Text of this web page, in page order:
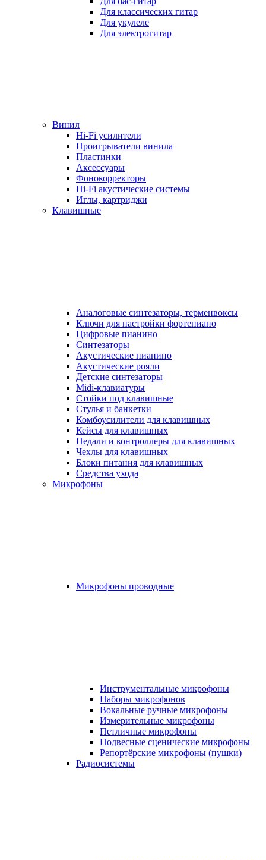
Для классических гитар
Для укулеле
Для электрогитар
Винил
Hi-Fi усилители
Проигрыватели винила
Пластинки
Аксессуары
Фонокорректоры
Hi-Fi акустические системы
Иглы, картриджи
Клавишные
Аналоговые синтезаторы, терменвоксы
Ключи для настройки фортепиано
Цифровые пианино
Синтезаторы
Акустические пианино
Акустические рояли
Детские синтезаторы
Midi-клавиатуры
Стойки под клавишные
Стулья и банкетки
Комбоусилители для клавишных
Кейсы для клавишных
Педали и контроллеры для клавишных
Чехлы для клавишных
Блоки питания для клавишных
Средства ухода
Микрофоны
Микрофоны проводные
Инструментальные микрофоны
Наборы микрофонов
Вокальные ручные микрофоны
Измерительные микрофоны
Петличные микрофоны
Подвесные сценические микрофоны
Репортёрские микрофоны (пушки)
Радиосистемы